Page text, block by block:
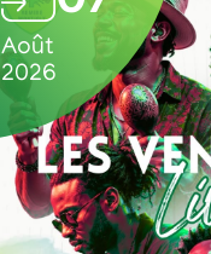
Août
2026